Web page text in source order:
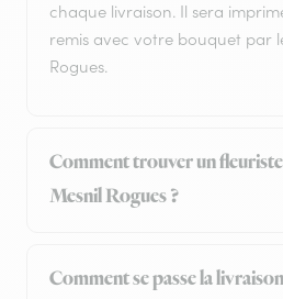
chaque livraison. Il sera
remis avec votre bouquet par
Rogues.
Comment trouver un
Mesnil Rogues ?
Comment se passe la